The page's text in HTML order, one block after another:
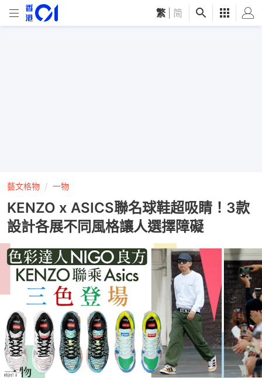
繁 简
藝文格物 一物
KENZO x ASICS聯名球鞋超吸睛！3款
設計各展不同風格讓人選擇障礙